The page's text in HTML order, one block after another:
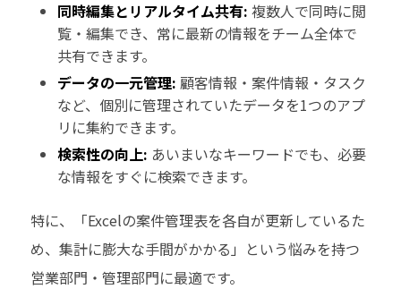
同時編集とリアルタイム共有: 複数人で同時に閲
覧・編集でき、常に最新の情報をチーム全体で
共有できます。
データの一元管理: 顧客情報・案件情報・タスク
など、個別に管理されていたデータを1つのアプ
リに集約できます。
検索性の向上: あいまいなキーワードでも、必要
な情報をすぐに検索できます。
特に、「Excelの案件管理表を各自が更新しているた
め、集計に膨大な手間がかかる」という悩みを持つ
営業部門・管理部門に最適です。